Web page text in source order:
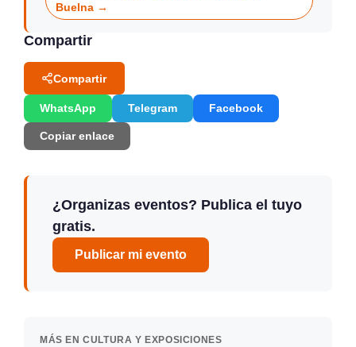
Buelna →
Compartir
Compartir
WhatsApp Telegram Facebook
Copiar enlace
¿Organizas eventos? Publica el tuyo
gratis.
Publicar mi evento
MÁS EN CULTURA Y EXPOSICIONES